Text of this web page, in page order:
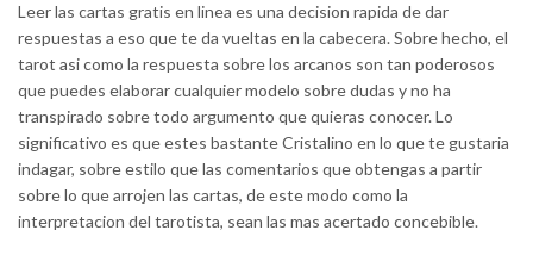
Leer las cartas gratis en linea es una decision rapida de dar
respuestas a eso que te da vueltas en la cabecera. Sobre hecho, el
tarot asi­ como la respuesta sobre los arcanos son tan poderosos
que puedes elaborar cualquier modelo sobre dudas y no ha
transpirado sobre todo argumento que quieras conocer. Lo
significativo es que estes bastante Cristalino en lo que te gustaria
indagar, sobre estilo que las comentarios que obtengas a partir
sobre lo que arrojen las cartas, de este modo como la
interpretacion del tarotista, sean las mas acertado concebible.